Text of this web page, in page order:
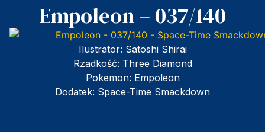
Empoleon – 037/140
Ilustrator: Satoshi Shirai
Rzadkość: Three Diamond
Pokemon: Empoleon
Dodatek: Space-Time Smackdown